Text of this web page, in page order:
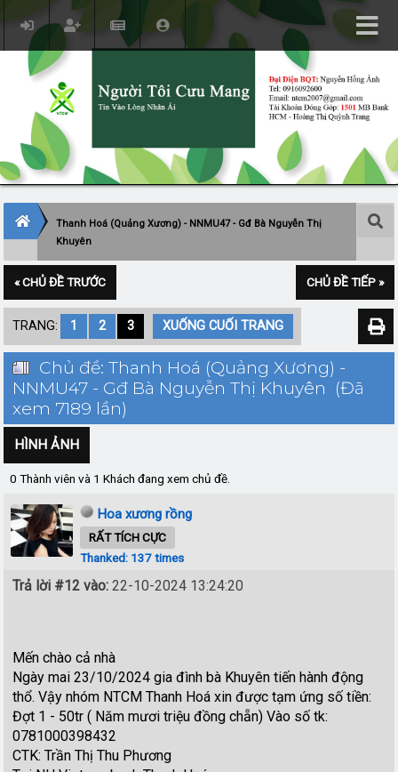
Thanh Hoá (Quảng Xương) - NNMU47 - Gđ Bà Nguyễn Thị
Khuyên
« CHỦ ĐỀ TRƯỚC CHỦ ĐỀ TIẾP »
TRANG: 1 2 3 XUỐNG CUỐI TRANG
Chủ đề: Thanh Hoá (Quảng Xương) -
NNMU47 - Gđ Bà Nguyễn Thị Khuyên (Đã
xem 7189 lần)
HÌNH ẢNH
0 Thành viên và 1 Khách đang xem chủ đề.
Hoa xương rồng
RẤT TÍCH CỰC
Thanked: 137 times
Trả lời #12 vào: 22-10-2024 13:24:20
Mến chào cả nhà
Ngày mai 23/10/2024 gia đình bà Khuyên tiến hành động
thổ. Vậy nhóm NTCM Thanh Hoá xin được tạm ứng số tiền:
Đợt 1 - 50tr ( Năm mươi triệu đồng chẵn) Vào số tk:
0781000398432
CTK: Trần Thị Thu Phương